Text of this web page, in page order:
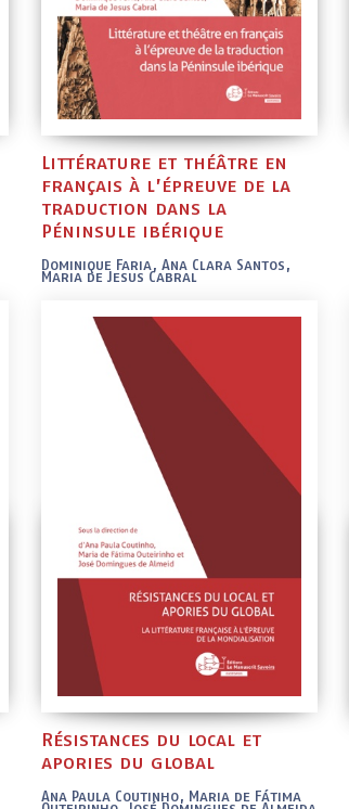
Littérature et théâtre en
français à l’épreuve de la
traduction dans la
Péninsule ibérique
Dominique Faria, Ana Clara Santos,
Maria de Jesus Cabral
Résistances du local et
apories du global
Ana Paula Coutinho, Maria de Fátima